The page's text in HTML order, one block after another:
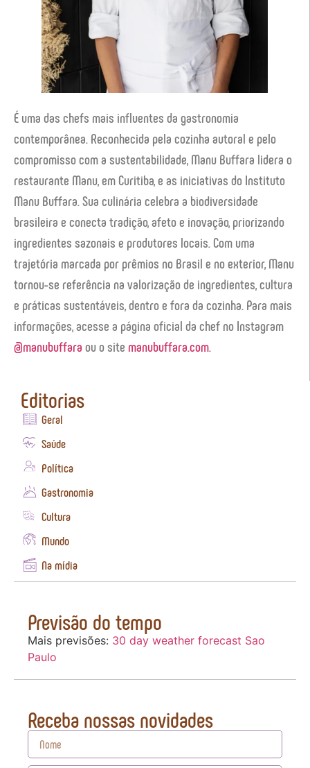
É uma das chefs mais influentes da gastronomia
contemporânea. Reconhecida pela cozinha autoral e pelo
compromisso com a sustentabilidade, Manu Buffara lidera o
restaurante Manu, em Curitiba, e as iniciativas do Instituto
Manu Buffara. Sua culinária celebra a biodiversidade
brasileira e conecta tradição, afeto e inovação, priorizando
ingredientes sazonais e produtores locais. Com uma
trajetória marcada por prêmios no Brasil e no exterior, Manu
tornou-se referência na valorização de ingredientes, cultura
e práticas sustentáveis, dentro e fora da cozinha. Para mais
informações, acesse a página oficial da chef no Instagram
@manubuffara ou o site manubuffara.com.
Editorias
Geral
Saúde
Política
Gastronomia
Cultura
Mundo
Na mídia
Previsão do tempo
Mais previsões: 30 day weather forecast Sao
Paulo
Receba nossas novidades